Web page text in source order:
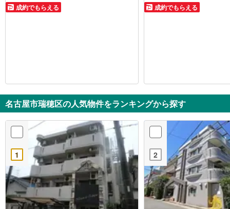
成約でもらえる 成約でもらえる
名古屋市瑞穂区の人気物件をランキングから探す
1 2